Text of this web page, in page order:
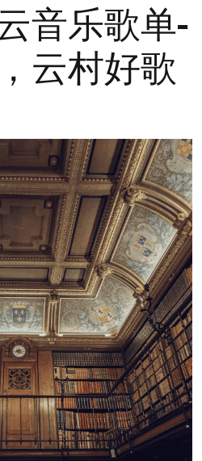
音乐歌单-
云村好歌